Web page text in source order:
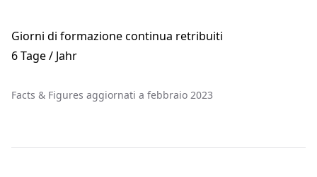
Giorni di formazione continua retribuiti
6 Tage / Jahr
Facts & Figures aggiornati a febbraio 2023